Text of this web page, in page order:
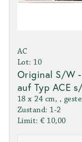
AC
Lot: 10
Original S/W
auf Typ ACE
18 x 24 cm, ,
Zustand: 1-2
Limit: € 10,00